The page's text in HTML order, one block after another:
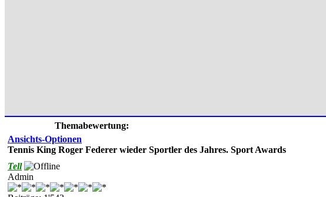
Themabewertung:
Ansichts-Optionen
Tennis King Roger Federer wieder Sportler des Jahres. Sport Awards
Tell
Admin